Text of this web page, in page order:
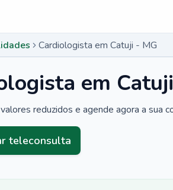
Cardiologista em Catuji - MG
em
reduzidos e agende agora a sua
teleconsulta